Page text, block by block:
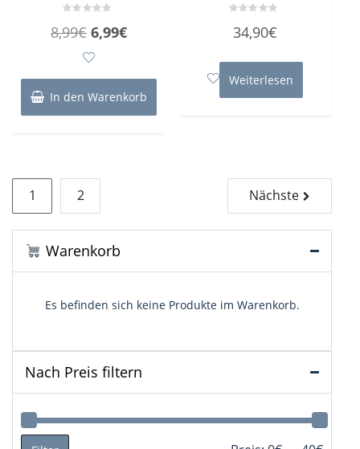
mit
8,99€ Ursprünglicher
Preis
war:
8,99€
6,99€Aktueller
ist:
6,99€.
In den Warenkorb
mit
5
34,90€
Weiterlesen
Seitennummerierung
der
Beiträge
1 2 Nächste
Warenkorb
Es befinden sich keine Produkte im Warenkorb.
Nach Preis filtern
Min.
Max.